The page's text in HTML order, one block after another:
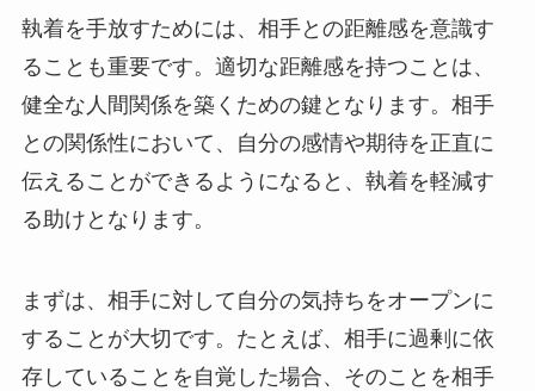
執着を手放すためには、相手との距離感を意識す
ることも重要です。適切な距離感を持つことは、
健全な人間関係を築くための鍵となります。相手
との関係性において、自分の感情や期待を正直に
伝えることができるようになると、執着を軽減す
る助けとなります。
まずは、相手に対して自分の気持ちをオープンに
することが大切です。たとえば、相手に過剰に依
存していることを自覚した場合、そのことを相手